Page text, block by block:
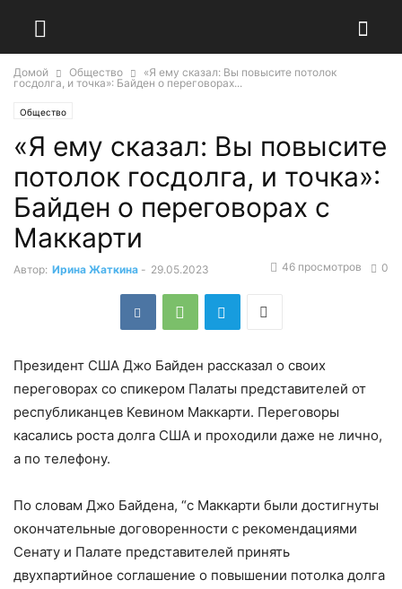
Домой Общество
«Я ему сказал: Вы повысите потолок
госдолга, и точка»: Байден о переговорах...
Общество
«Я ему сказал: Вы повысите
потолок госдолга, и точка»:
Байден о переговорах с
Маккарти
Автор: Ирина Жаткина - 29.05.2023 0
46 просмотров
Президент США Джо Байден рассказал о своих
переговорах со спикером Палаты представителей от
республиканцев Кевином Маккарти. Переговоры
касались роста долга США и проходили даже не лично,
а по телефону.
По словам Джо Байдена, “с Маккарти были достигнуты
окончательные договоренности с рекомендациями
Сенату и Палате представителей принять
двухпартийное соглашение о повышении потолка долга